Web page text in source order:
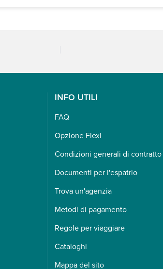
INFO UTILI
FAQ
Opzione Flexi
Condizioni generali di contratto
Documenti per l'espatrio
Trova un'agenzia
Metodi di pagamento
Regole per viaggiare
Cataloghi
Mappa del sito